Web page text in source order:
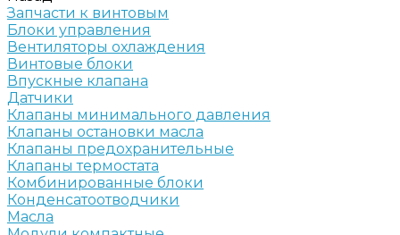
Запчасти к винтовым
Блоки управления
Вентиляторы охлаждения
Винтовые блоки
Впускные клапана
Датчики
Клапаны минимального давления
Клапаны остановки масла
Клапаны предохранительные
Клапаны термостата
Комбинированные блоки
Конденсатоотводчики
Масла